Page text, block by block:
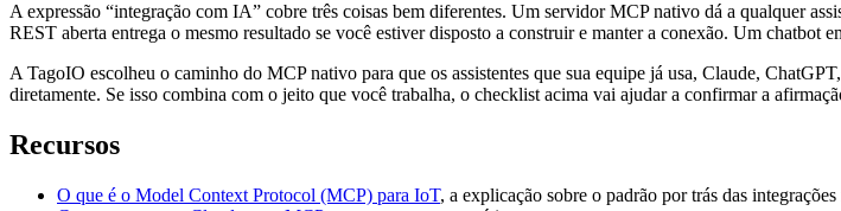
A expressão “integração com IA” cobre três coisas bem diferentes. Um servidor MCP nativo dá a qualquer
REST aberta entrega o mesmo resultado se você estiver disposto a construir e manter a conexão. Um chatbot
A TagoIO escolheu o caminho do MCP nativo para que os assistentes que sua equipe já usa, Claude,
diretamente. Se isso combina com o jeito que você trabalha, o checklist acima vai ajudar a confirmar a
Recursos
O que é o Model Context Protocol (MCP) para IoT, a explicação sobre o padrão por trás das integrações